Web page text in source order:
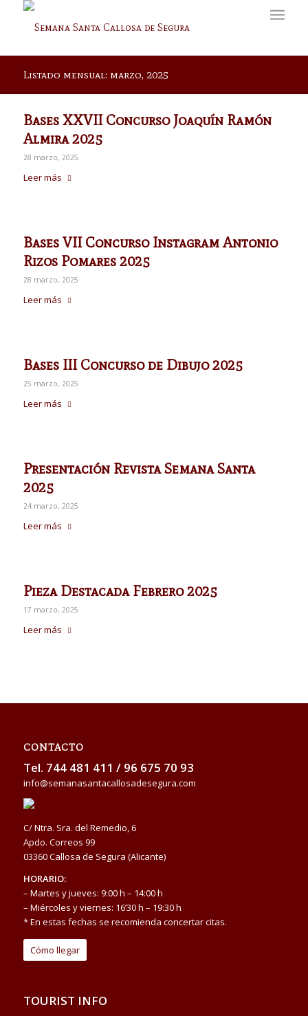
Listado mensual: marzo, 2025
Bases XXVII Concurso Joaquín Ramón
Almira 2025
28 marzo, 2025
Leer más
Bases VII Concurso Instagram Antonio
Rizos Pomares 2025
28 marzo, 2025
Leer más
Bases III Concurso de Dibujo 2025
25 marzo, 2025
Leer más
Presentación Revista Semana Santa
2025
24 marzo, 2025
Leer más
Pieza Destacada Febrero 2025
17 marzo, 2025
Leer más
CONTACTO
Tel. 744 481 411 / 96 675 70 93
info@semanasantacallosadesegura.com
C/ Ntra. Sra. del Remedio, 6
Apdo. Correos 99
03360 Callosa de Segura (Alicante)
HORARIO:
– Martes y jueves: 9:00 h – 14:00 h
– Miércoles y viernes: 16’30 h – 19:30 h
* En estas fechas se recomienda concertar citas.
Cómo llegar
TOURIST INFO